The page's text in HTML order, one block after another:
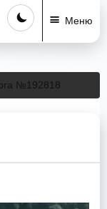
Меню
№192818